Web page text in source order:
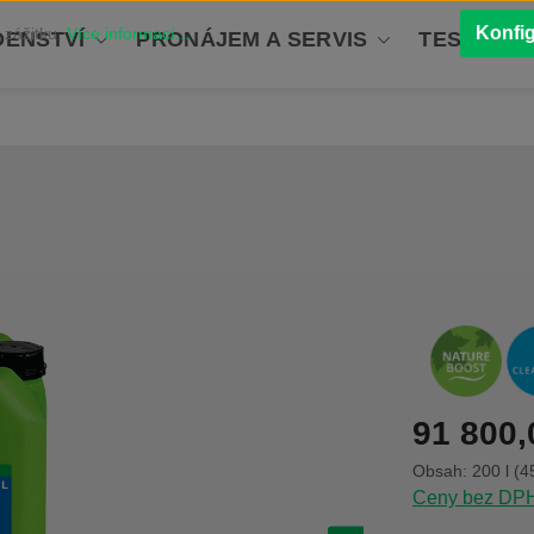
PRONÁJEM A SERVIS
Běžná cena:
91
Obsah: 200 l
Ceny bez
zážitku.Více informací...